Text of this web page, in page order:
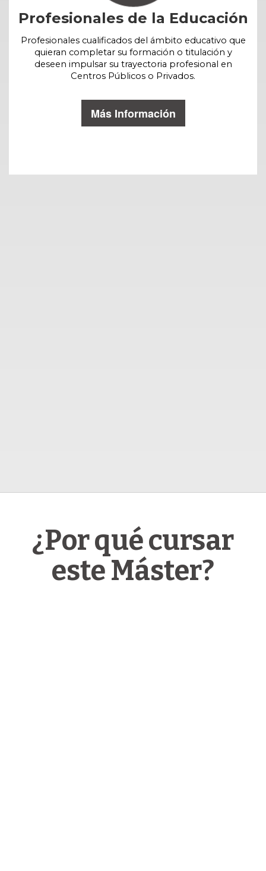
Profesionales de la Educación
Profesionales cualificados del ámbito educativo que
quieran completar su formación o titulación y
deseen impulsar su trayectoria profesional en
Centros Públicos o Privados.
Más Información
¿Por qué cursar
este Máster?